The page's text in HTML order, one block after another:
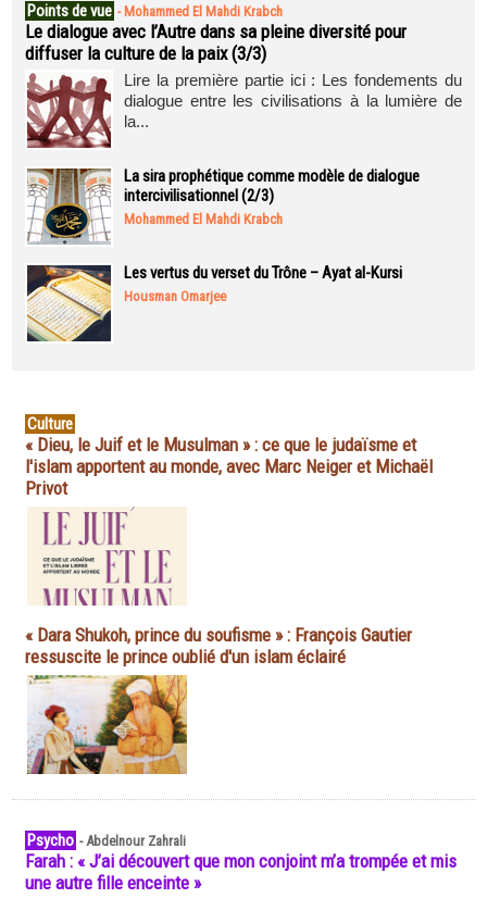
Points de vue - Mohammed El Mahdi Krabch
Le dialogue avec l’Autre dans sa pleine diversité pour
diffuser la culture de la paix (3/3)
Lire la première partie ici : Les fondements du
dialogue entre les civilisations à la lumière de
la...
La sira prophétique comme modèle de dialogue
intercivilisationnel (2/3)
Mohammed El Mahdi Krabch
Les vertus du verset du Trône – Ayat al-Kursi
Housman Omarjee
Culture
« Dieu, le Juif et le Musulman » : ce que le judaïsme et
l'islam apportent au monde, avec Marc Neiger et Michaël
Privot
« Dara Shukoh, prince du soufisme » : François Gautier
ressuscite le prince oublié d'un islam éclairé
Psycho -Abdelnour Zahrali
Farah : « J’ai découvert que mon conjoint m’a trompée et mis
une autre fille enceinte »